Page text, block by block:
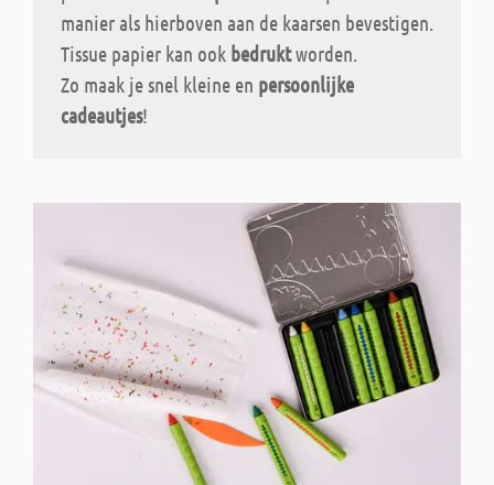
manier als hierboven aan de kaarsen bevestigen.
Tissue papier kan ook bedruktworden.
Zo maak je snel kleine en persoonlijke
cadeautjes!